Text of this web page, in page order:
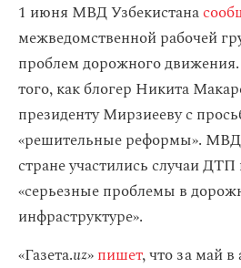
1 июня МВД Узбекистана
межведомственной рабочей
проблем дорожного
того, как блогер Никита
президенту Мирзиееву с
«решительные реформы». МВД
стране участились случаи
«серьезные проблемы в
инфраструктуре».
«Газета.uz»пишет, что за май в